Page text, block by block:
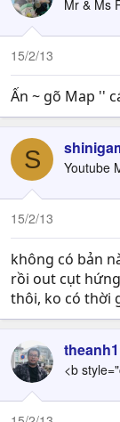
Mr & Ms
15/2/13
Ấn ~ gõ Map ''
S Youtube
15/2/13
không có bản
rồi out cụt
thôi, ko có thời
<b